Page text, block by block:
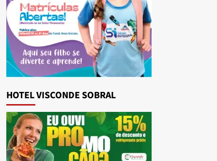
HOTEL VISCONDE SOBRAL